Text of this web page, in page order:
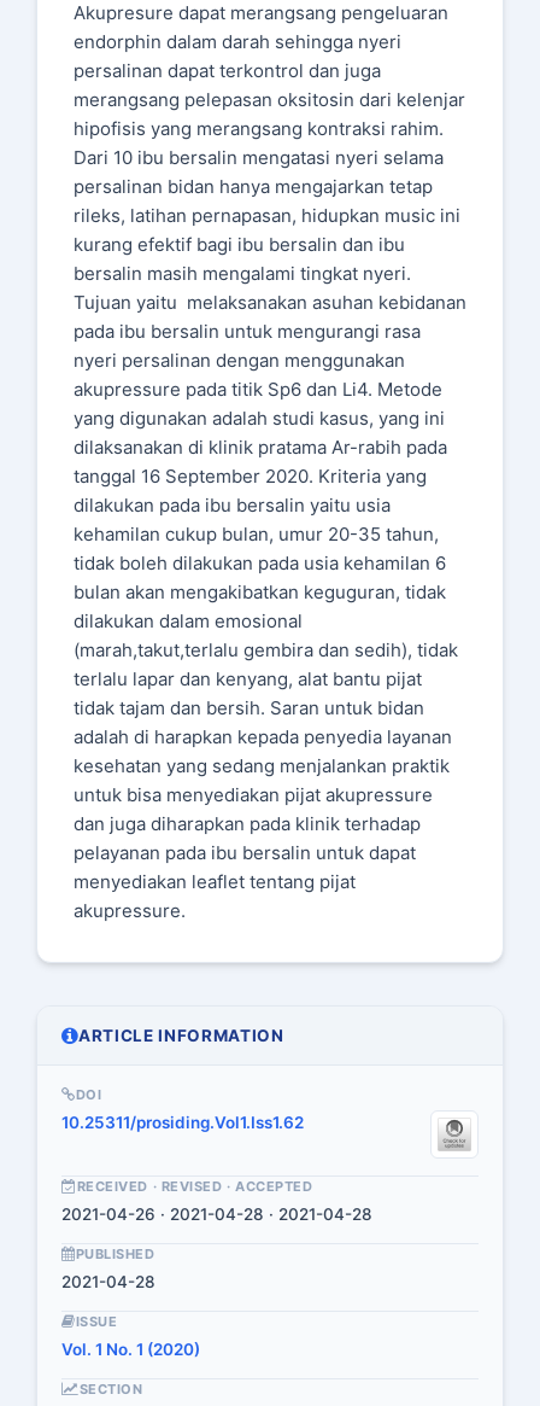
Akupresure dapat merangsang pengeluaran
endorphin dalam darah sehingga nyeri
persalinan dapat terkontrol dan juga
merangsang pelepasan oksitosin dari kelenjar
hipofisis yang merangsang kontraksi rahim.
Dari 10 ibu bersalin mengatasi nyeri selama
persalinan bidan hanya mengajarkan tetap
rileks, latihan pernapasan, hidupkan music ini
kurang efektif bagi ibu bersalin dan ibu
bersalin masih mengalami tingkat nyeri.
Tujuan yaitu melaksanakan asuhan kebidanan
pada ibu bersalin untuk mengurangi rasa
nyeri persalinan dengan menggunakan
akupressure pada titik Sp6 dan Li4. Metode
yang digunakan adalah studi kasus, yang ini
dilaksanakan di klinik pratama Ar-rabih pada
tanggal 16 September 2020. Kriteria yang
dilakukan pada ibu bersalin yaitu usia
kehamilan cukup bulan, umur 20-35 tahun,
tidak boleh dilakukan pada usia kehamilan 6
bulan akan mengakibatkan keguguran, tidak
dilakukan dalam emosional
(marah,takut,terlalu gembira dan sedih), tidak
terlalu lapar dan kenyang, alat bantu pijat
tidak tajam dan bersih. Saran untuk bidan
adalah di harapkan kepada penyedia layanan
kesehatan yang sedang menjalankan praktik
untuk bisa menyediakan pijat akupressure
dan juga diharapkan pada klinik terhadap
pelayanan pada ibu bersalin untuk dapat
menyediakan leaflet tentang pijat
akupressure.
ARTICLE INFORMATION
DOI
10.25311/prosiding.Vol1.Iss1.62
RECEIVED · REVISED · ACCEPTED
2021-04-26 · 2021-04-28 · 2021-04-28
PUBLISHED
2021-04-28
ISSUE
Vol. 1 No. 1 (2020)
SECTION